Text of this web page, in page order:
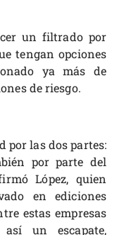
un filtrado por
tengan opciones
ya más de
de riesgo.
por las dos partes:
por parte del
López, quien
en ediciones
estas empresas
así un escapate,